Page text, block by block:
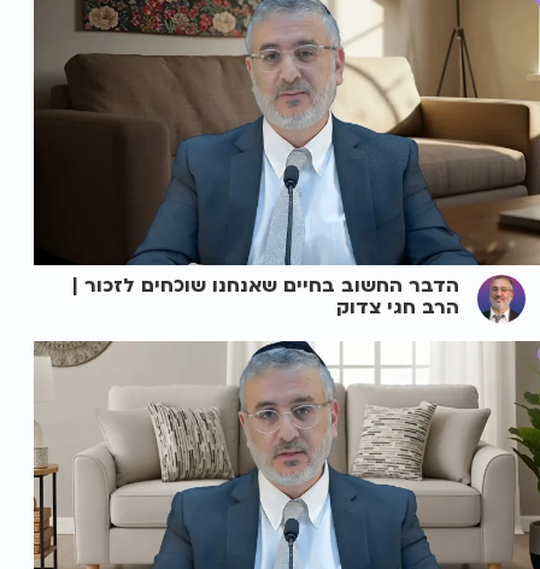
הדבר החשוב בחיים שאנחנו שוכחים לזכור |
הרב חגי צדוק